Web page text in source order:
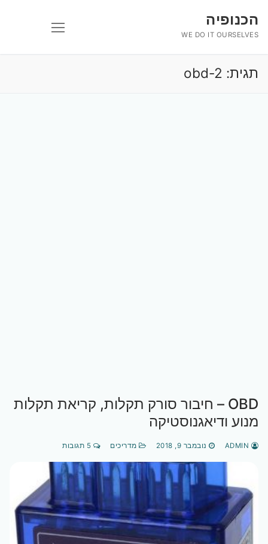
לתוכןהכנופיה
WE DO IT OURSELVES
תגית: obd-2
OBD – חיבור סורק תקלות, קריאת תקלות
מנוע ודיאגנוסטיקה
נובמבר 9, 2018 מדריכים